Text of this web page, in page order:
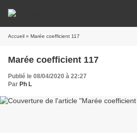
Accueil » Marée coefficient 117
Marée coefficient 117
Publié le 08/04/2020 à 22:27
Par Ph L